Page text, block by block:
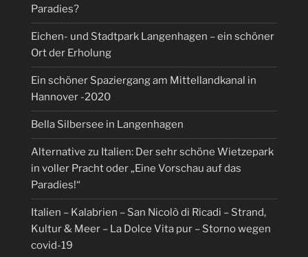
Paradies?
Eichen- und Stadtpark Langenhagen – ein schöner
Ort der Erholung
Ein schöner Spaziergang am Mittellandkanal in
Hannover -2020
Bella Silbersee in Langenhagen
Alternative zu Italien: Der sehr schöne Wietzepark
in voller Pracht oder „Eine Vorschau auf das
Paradies!“
Italien – Kalabrien – San Nicolò di Ricadi – Strand,
Kultur & Meer – La Dolce Vita pur – Storno wegen
covid-19